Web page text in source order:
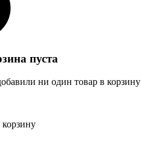
пуста
ни один товар в корзину